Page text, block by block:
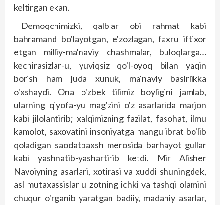
keltirgan ekan.
Demoqchimizki, qalblar obi rahmat kabi
bahramand bo'layotgan, e'zozlagan, faxru iftixor
etgan milliy-ma'naviy chashmalar, buloqlarga…
kechirasizlar-u, yuviqsiz qo'l-oyoq bilan yaqin
borish ham juda xunuk, ma'naviy basirlikka
o'xshaydi. Ona o'zbek tilimiz boyligini jamlab,
ularning qiyofa-yu mag'zini o'z asarlarida marjon
kabi jilolantirib; xalqimizning fazilat, fasohat, ilmu
kamolot, saxovatini insoniyatga mangu ibrat bo'lib
qoladigan saodatbaxsh merosida barhayot gullar
kabi yashnatib-yashartirib ketdi. Mir Alisher
Navoiyning asarlari, xotirasi va xuddi shuning­dek,
asl mutaxassislar u zotning ichki va tashqi olamini
chuqur o'rganib yaratgan badiiy, madaniy asarlar,